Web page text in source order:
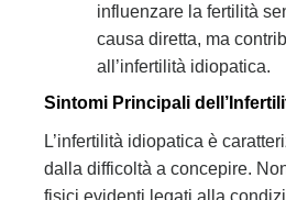
influenzare la fertilità
causa diretta, ma
all’infertilità idiopatica.
Sintomi Principali
L’infertilità idiopatica è
dalla difficoltà a concepire.